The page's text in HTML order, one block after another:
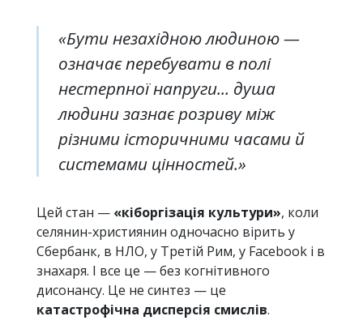
«Бути незахідною людиною —
означає перебувати в полі
нестерпної напруги... душа
людини зазнає розриву між
різними історичними часами й
системами цінностей.»
Цей стан — «кіборгізація культури», коли
селянин-християнин одночасно вірить у
Сбербанк, в НЛО, у Третій Рим, у Facebook і в
знахаря. І все це — без когнітивного
дисонансу. Це не синтез — це
катастрофічна дисперсія смислів.